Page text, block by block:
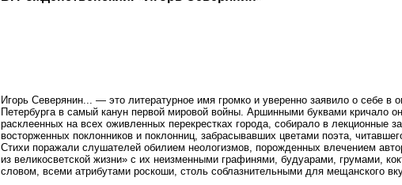
Игорь Северянин... — это литературное имя громко и уверенно заявило о себе в
Петербурга в самый канун первой мировой войны. Аршинными буквами кричало
расклеенных на всех оживленных перекрестках города, собирало в лекционные
восторженных поклонников и поклонниц, забрасывавших цветами поэта,
Стихи поражали слушателей обилием неологизмов, порожденных влечением
из великосветской жизни» с их неизменными графинями, будуарами, грумами,
словом, всеми атрибутами роскоши, столь соблазнительными для мещанского